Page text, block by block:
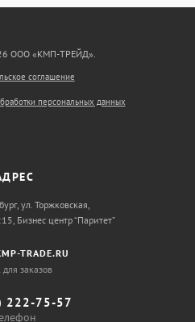
ООО «КМП-ТРЕЙД».
соглашение
персональных данных
ул. Торжковская,
Бизнес центр “Паритет”
TRADE.RU
заказов
222-75-57